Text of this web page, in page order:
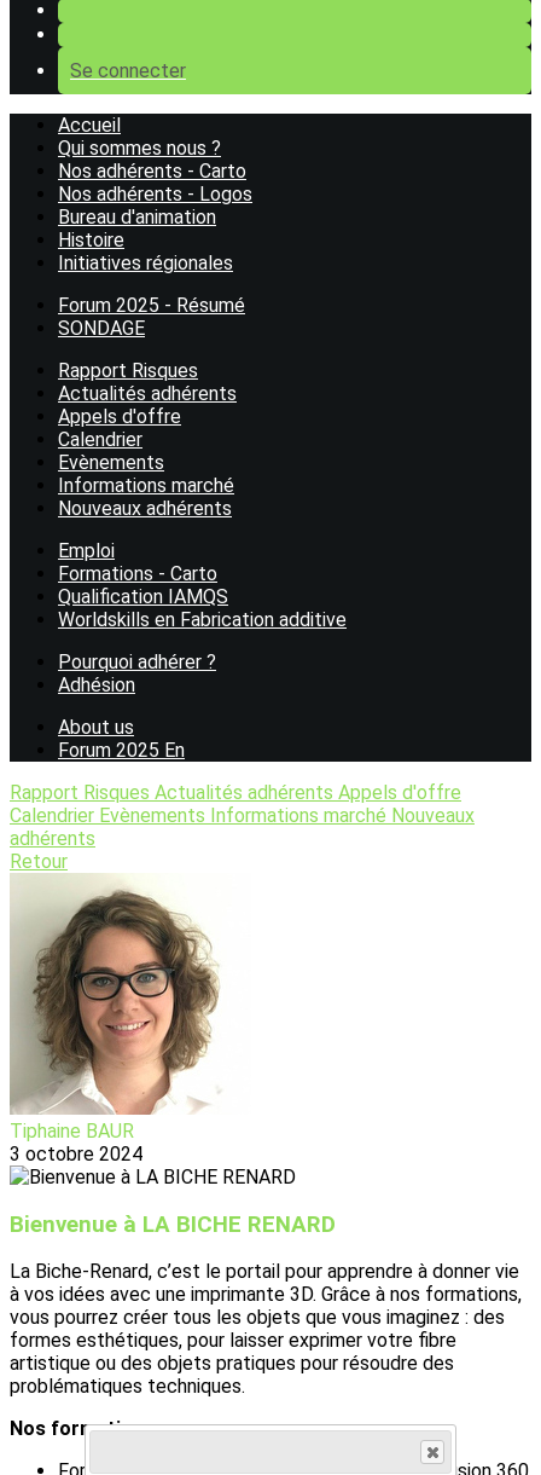
Se connecter
Accueil
Qui sommes nous ?
Nos adhérents - Carto
Nos adhérents - Logos
Bureau d'animation
Histoire
Initiatives régionales
Forum 2025 - Résumé
SONDAGE
Rapport Risques
Actualités adhérents
Appels d'offre
Calendrier
Evènements
Informations marché
Nouveaux adhérents
Emploi
Formations - Carto
Qualification IAMQS
Worldskills en Fabrication additive
Pourquoi adhérer ?
Adhésion
About us
Forum 2025 En
Rapport Risques Actualités adhérents Appels d'offre
Calendrier Evènements Informations marché Nouveaux
adhérents
Retour
Tiphaine BAUR
3 octobre 2024
Bienvenue à LA BICHE RENARD
La Biche-Renard, c’est le portail pour apprendre à donner vie
à vos idées avec une imprimante 3D. Grâce à nos formations,
vous pourrez créer tous les objets que vous imaginez : des
formes esthétiques, pour laisser exprimer votre fibre
artistique ou des objets pratiques pour résoudre des
problématiques techniques.
Nos formations :